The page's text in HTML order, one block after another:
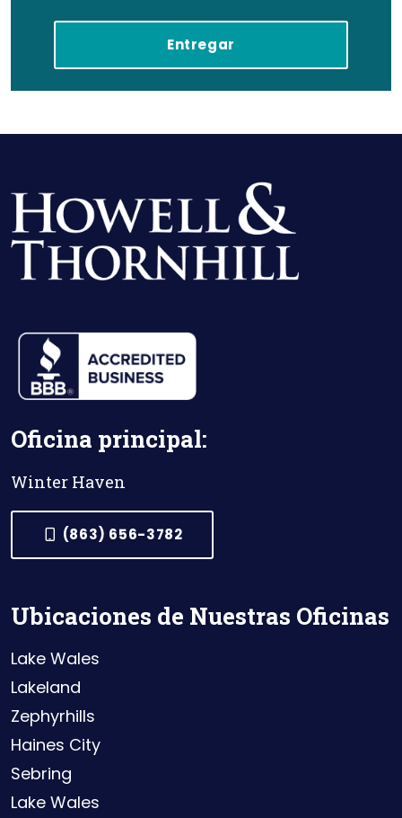
Oficina principal:
Winter Haven
(863) 656-3782
Ubicaciones de Nuestras Oficinas
Lake Wales
Lakeland
Zephyrhills
Haines City
Sebring
Lake Wales